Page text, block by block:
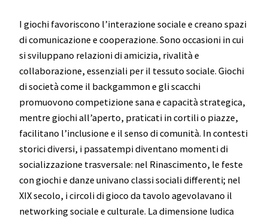
I giochi favoriscono l’interazione sociale e creano spazi
di comunicazione e cooperazione. Sono occasioni in cui
si sviluppano relazioni di amicizia, rivalità e
collaborazione, essenziali per il tessuto sociale. Giochi
di società come il backgammon e gli scacchi
promuovono competizione sana e capacità strategica,
mentre giochi all’aperto, praticati in cortili o piazze,
facilitano l’inclusione e il senso di comunità. In contesti
storici diversi, i passatempi diventano momenti di
socializzazione trasversale: nel Rinascimento, le feste
con giochi e danze univano classi sociali differenti; nel
XIX secolo, i circoli di gioco da tavolo agevolavano il
networking sociale e culturale. La dimensione ludica